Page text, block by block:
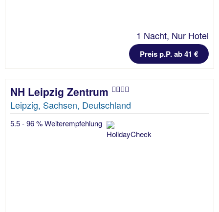
1 Nacht, Nur Hotel
Preis p.P. ab 41 €
NH Leipzig Zentrum
Leipzig, Sachsen, Deutschland
5.5 - 96 % Weiterempfehlung